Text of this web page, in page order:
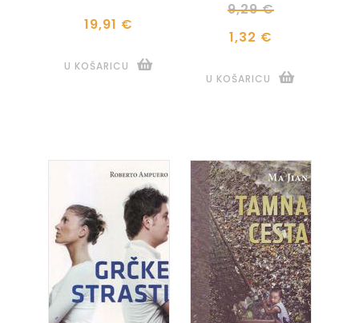
19,91 €
U KOŠARICU
9,29 €
1,32 €
U KOŠARICU